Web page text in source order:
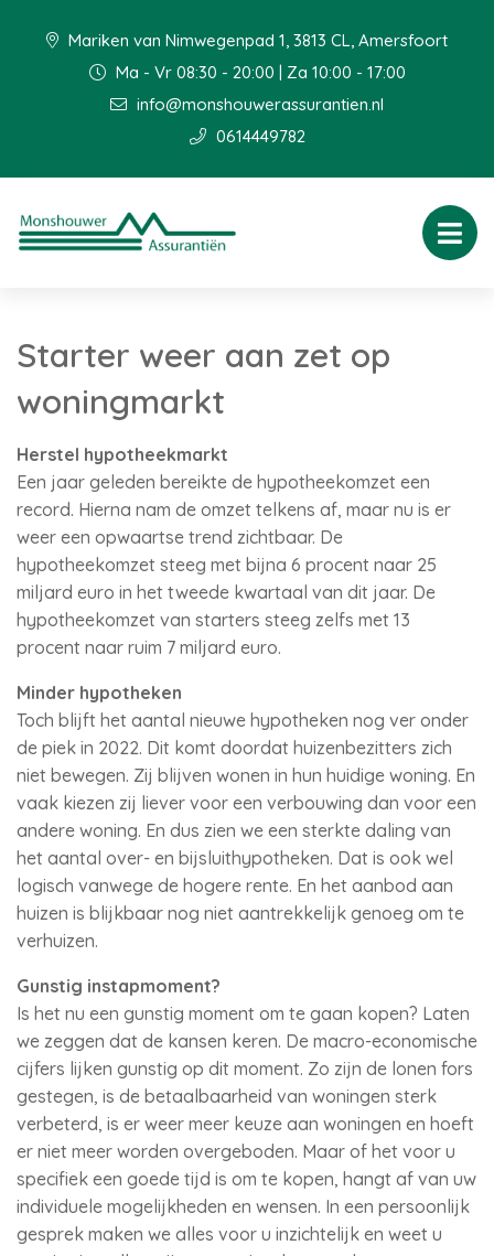
Mariken van Nimwegenpad 1, 3813 CL, Amersfoort
Ma - Vr 08:30 - 20:00 | Za 10:00 - 17:00
info@monshouwerassurantien.nl
0614449782
Starter weer aan zet op
woningmarkt
Herstel hypotheekmarkt
Een jaar geleden bereikte de hypotheekomzet een
record. Hierna nam de omzet telkens af, maar nu is er
weer een opwaartse trend zichtbaar. De
hypotheekomzet steeg met bijna 6 procent naar 25
miljard euro in het tweede kwartaal van dit jaar. De
hypotheekomzet van starters steeg zelfs met 13
procent naar ruim 7 miljard euro.
Minder hypotheken
Toch blijft het aantal nieuwe hypotheken nog ver onder
de piek in 2022. Dit komt doordat huizenbezitters zich
niet bewegen. Zij blijven wonen in hun huidige woning. En
vaak kiezen zij liever voor een verbouwing dan voor een
andere woning. En dus zien we een sterkte daling van
het aantal over- en bijsluithypotheken. Dat is ook wel
logisch vanwege de hogere rente. En het aanbod aan
huizen is blijkbaar nog niet aantrekkelijk genoeg om te
verhuizen.
Gunstig instapmoment?
Is het nu een gunstig moment om te gaan kopen? Laten
we zeggen dat de kansen keren. De macro-economische
cijfers lijken gunstig op dit moment. Zo zijn de lonen fors
gestegen, is de betaalbaarheid van woningen sterk
verbeterd, is er weer meer keuze aan woningen en hoeft
er niet meer worden overgeboden. Maar of het voor u
specifiek een goede tijd is om te kopen, hangt af van uw
individuele mogelijkheden en wensen. In een persoonlijk
gesprek maken we alles voor u inzichtelijk en weet u